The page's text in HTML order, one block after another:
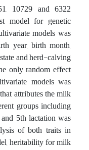
10729 and 6322
model for genetic
models was
year, birth month,
and herd-calving
only random effect
models was
attributes the milk
groups including
5th lactation was
of both traits in
heritability for milk